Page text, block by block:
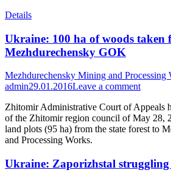
Details
Ukraine: 100 ha of woods taken
Mezhdurechensky GOK
Mezhdurechensky Mining and Processing
admin29.01.2016Leave a comment
Zhitomir Administrative Court of Appeals
of the Zhitomir region council of May 28,
land plots (95 ha) from the state forest to
and Processing Works.
Ukraine: Zaporizhstal